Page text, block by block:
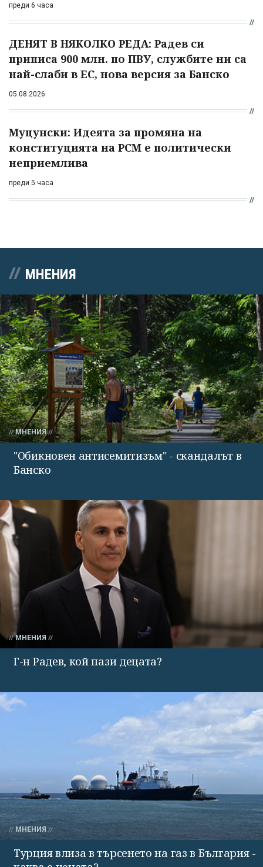
преди 6 часа
ДЕНЯТ В НЯКОЛКО РЕДА: Радев си
приписа 900 млн. по ПВУ, службите ни са
най-слаби в ЕС, нова версия за Банско
05.08.2026
Муцунски: Идеята за промяна на
конституцията на РСМ е политически
неприемлива
преди 5 часа
МНЕНИЯ
МНЕНИЯ
"Обикновен антисемитизъм" - скандалът в
Банско
МНЕНИЯ
Г-н Радев, кой пази децата?
МНЕНИЯ
Турция влиза в търсенето на газ в България -